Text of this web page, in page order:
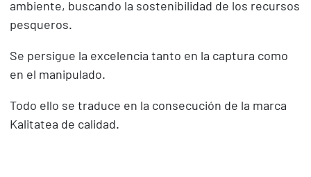
ambiente, buscando la sostenibilidad de los recursos
pesqueros.
Se persigue la excelencia tanto en la captura como
en el manipulado.
Todo ello se traduce en la consecución de la marca
Kalitatea de calidad.